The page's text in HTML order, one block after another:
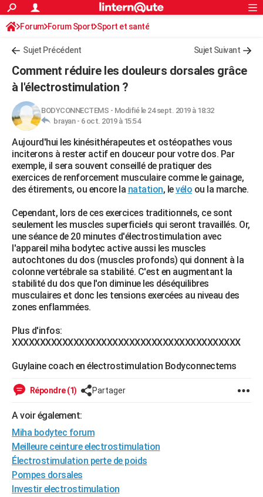
ACTUALITÉS
Politique
Société
Faits Divers
Education
Monde
Villes
+
Programme TV
TNTStreaming
Cinéma
Sorties cinéma
Musique
+FINANCE
Retraite
Impôts
Epargne
Immobilier
Risques naturels par ville
Banque
Assurance
Crédit
AUTO
Essais
Réserver un essai
Citadines
Berlines
SUV
Forum auto
HIGH-TECH
Mobiles
Meilleur smartphone
Internet
Ordinateurs
Jeux vidéo
Guide high-tech
+BRICOLAGE
Forum
Aménagement intérieur
Extérieur
Cuisine
Salle de bains
Jardinage
Rangement
WEEK-END
Art de vivre
Bien-être
Loisirs
Mode
Modes de vie
SANTE
Alimentation
Guide de la santé
Maladies
Médicaments
Sommeil
VOYAGE
Destinations
City break
Voyage nature
Voyage de noces
Forum
Climat
+PHOTO
GUIDES D'ACHAT
BONS PLANS
Carte de Noël
Carte Bonne année
Carte Saint-Valentin
Carte Pâques
Carte d'anniversaire
DICTIONNAIRE
Dictionnaire
Biographies
Citations
Expressions
Proverbes
PROGRAMME TV
COPAINS D'AVANT
S'inscrire
Se connecter
Lycées
Collèges
Primaires
Universités
Entreprises
Service militaire
Avis de recherche
AVIS DE DÉCÈS
Bricolage
Lifestyle
Culture
Sport
Auto
Television
Voyage
Cinema
S'inscrire
Connexion
Forum Forum Sport Sport et santé
Sujet Précédent Sujet Suivant
Comment réduire les douleurs dorsales grâce
à l'électrostimulation ?
BODYCONNECTEMS - Modifié le 24 sept. 2019 à 18:32
brayan - 6 oct. 2019 à 15:54
Aujourd'hui les kinésithérapeutes et ostéopathes vous
inciterons à rester actif en douceur pour votre dos. Par
exemple, il sera souvent conseillé de pratiquer des
exercices de renforcement musculaire comme le gainage,
des étirements, ou encore la natation, levélo ou la marche.
Cependant, lors de ces exercices traditionnels, ce sont
seulement les muscles superficiels qui seront travaillés. Or,
une séance de 20 minutes d'électrostimulation avec
l'appareil miha bodytec active aussi les muscles
autochtones du dos (muscles profonds) qui donnent à la
colonne vertébrale sa stabilité. C'est en augmentant la
stabilité du dos que l'on diminue les déséquilibres
musculaires et donc les tensions exercées au niveau des
zones enflammées.
Plus d'infos:
XXXXXXXXXXXXXXXXXXXXXXXXXXXXXXXXXXXXXXXXX
Guylaine coach en électrostimulation Bodyconnectems
Répondre (1) Partager
A voir également:
Miha bodytec forum
Meilleure ceinture electrostimulation
Électrostimulation perte de poids
Pompes dorsales
Investir electrostimulation